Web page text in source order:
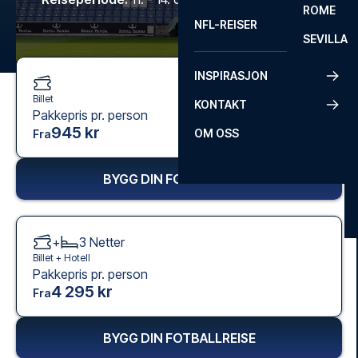
ROME
SEVILLA
NFL-REISER
INSPIRASJON
KONTAKT
OM OSS
Billet
Pakkepris pr. person
Fra945 kr
BYGG DIN FOTBALLREISE
+ 3 Netter
Billet + Hotell
Pakkepris pr. person
Fra4 295 kr
BYGG DIN FOTBALLREISE